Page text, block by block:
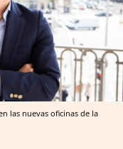
las nuevas oficinas de la